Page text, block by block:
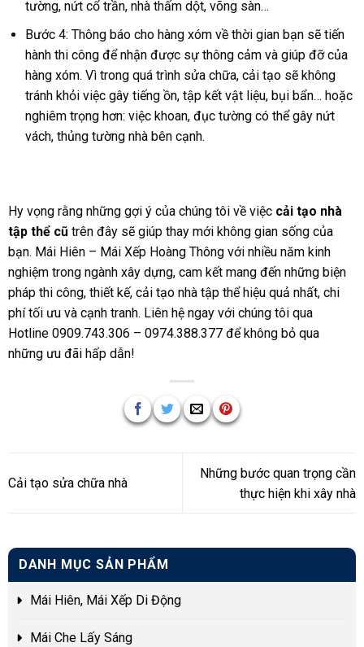
tường, nứt cổ trần, nhà thấm dột, võng sàn…
Bước 4: Thông báo cho hàng xóm về thời gian bạn sẽ tiến
hành thi công để nhận được sự thông cảm và giúp đỡ của
hàng xóm. Vì trong quá trình sửa chữa, cải tạo sẽ không
tránh khỏi việc gây tiếng ồn, tập kết vật liệu, bụi bẩn… hoặc
nghiêm trọng hơn: việc khoan, đục tường có thể gây nứt
vách, thủng tường nhà bên cạnh.
Hy vọng rằng những gợi ý của chúng tôi về việc cải tạo nhà
tập thể cũtrên đây sẽ giúp thay mới không gian sống của
bạn. Mái Hiên – Mái Xếp Hoàng Thông với nhiều năm kinh
nghiệm trong ngành xây dựng, cam kết mang đến những biện
pháp thi công, thiết kế, cải tạo nhà tập thể hiệu quả nhất, chi
phí tối ưu và cạnh tranh. Liên hệ ngay với chúng tôi qua
Hotline 0909.743.306 – 0974.388.377 để không bỏ qua
những ưu đãi hấp dẫn!
Cải tạo sửa chữa nhà
Những bước quan trọng cần
thực hiện khi xây nhà
DANH MỤC SẢN PHẨM
Mái Hiên, Mái Xếp Di Động
Mái Che Lấy Sáng